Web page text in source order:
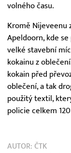
volného času.
Kromě Nijeveenu
Apeldoorn, kde
velké stavební
kokainu z
kokain před
oblečení, a tak
použitý textil,
policie celkem
AUTOR: ČTK